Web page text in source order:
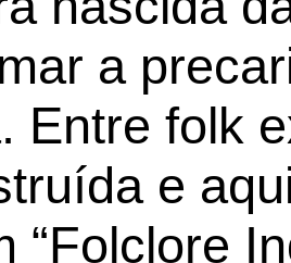
a
Entre folk
e
“Folclore